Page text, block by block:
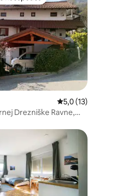
5. 58 evaluaciones
Calificación
5,0 (13)
Drezniške Ravne,